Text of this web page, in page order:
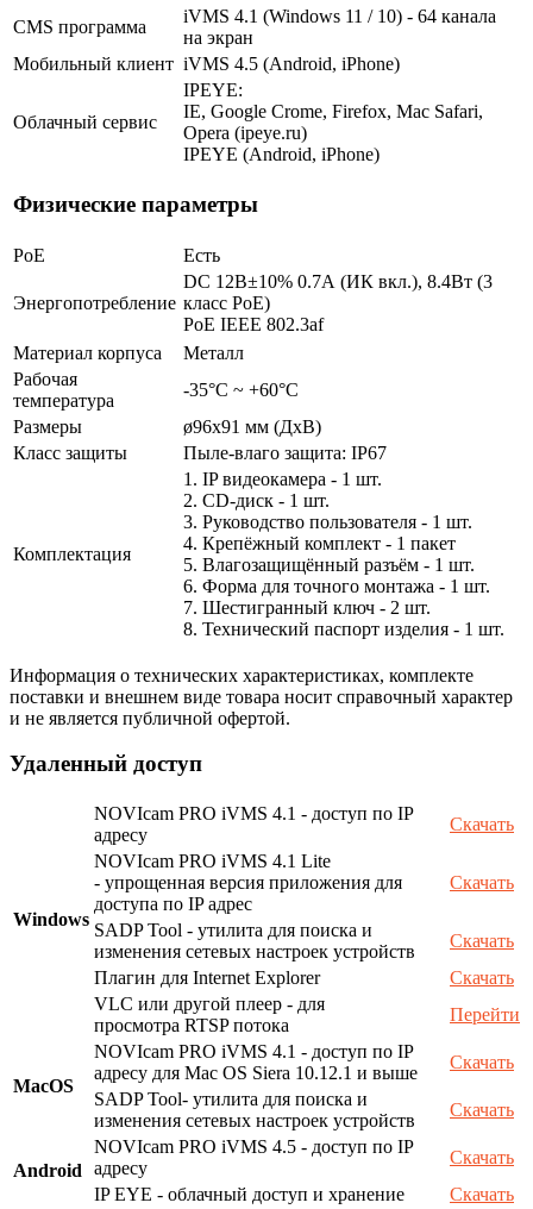
CMS программа
iVMS 4.1 (Windows 11 / 10) - 64 канала
на экран
Мобильный клиент iVMS 4.5 (Android, iPhone)
Облачный сервис
IPEYE:
IE, Google Crome, Firefox, Mac Safari,
Opera (ipeye.ru)
IPEYE (Android, iPhone)
Физические параметры
PoE Есть
Энергопотребление
DC 12В±10% 0.7А (ИК вкл.), 8.4Вт (3
класс PoE)
PoE IEEE 802.3af
Материал корпуса
Металл
Рабочая
температура
-35°С ~ +60°С
Размеры
ø96x91 мм (ДхВ)
Класс защиты
Пыле-влаго защита: IP67
Комплектация
1. IP видеокамера - 1 шт.
2. СD-диск - 1 шт.
3. Руководство пользователя - 1 шт.
4. Крепёжный комплект - 1 пакет
5. Влагозащищённый разъём - 1 шт.
6. Форма для точного монтажа - 1 шт.
7. Шестигранный ключ - 2 шт.
8. Технический паспорт изделия - 1 шт.
Информация о технических характеристиках, комплекте
поставки и внешнем виде товара носит справочный характер
и не является публичной офертой.
Удаленный доступ
Windows
NOVIcam PRO iVMS 4.1 - доступ по IP
адресу
Скачать
NOVIcam PRO iVMS 4.1 Lite
- упрощенная версия приложения для
доступа по IP адрес
Скачать
SADP Tool - утилита для поиска и
изменения сетевых настроек устройств
Скачать
Плагин для Internet Explorer
Скачать
VLC или другой плеер - для
просмотра RTSP потока
Перейти
MacOS
NOVIcam PRO iVMS 4.1 - доступ по IP
адресу для Mac OS Siera 10.12.1 и выше
Скачать
SADP Tool- утилита для поиска и
изменения сетевых настроек устройств
Скачать
Android
NOVIcam PRO iVMS 4.5 - доступ по IP
адресу
Скачать
IP EYE - облачный доступ и хранение
Скачать